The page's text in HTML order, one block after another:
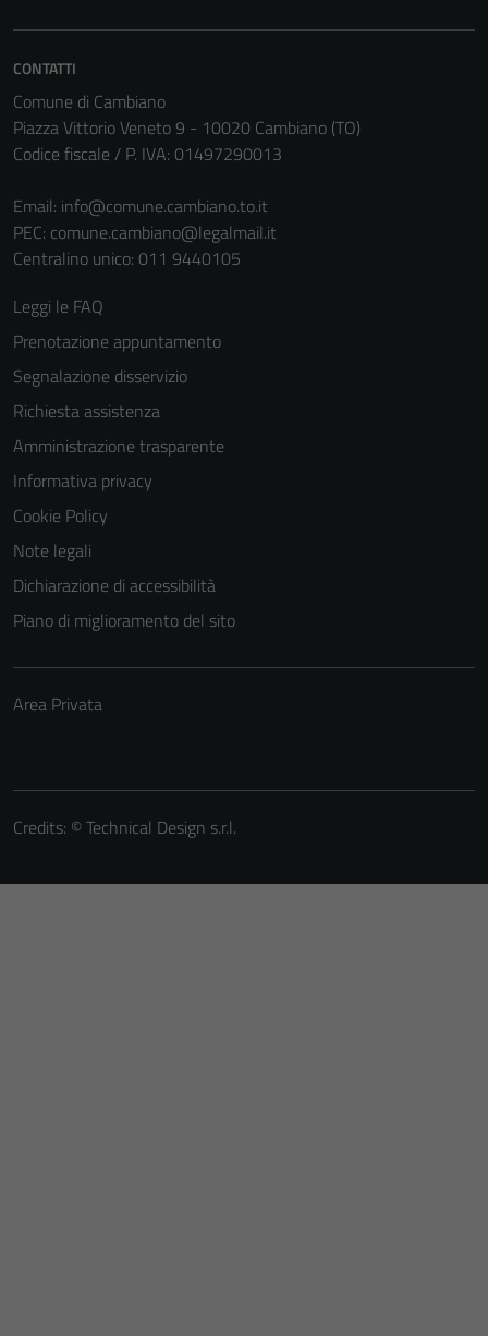
CONTATTI
Comune di Cambiano
Piazza Vittorio Veneto 9 - 10020 Cambiano (TO)
Codice fiscale / P. IVA: 01497290013
Email: info@comune.cambiano.to.it
PEC: comune.cambiano@legalmail.it
Centralino unico: 011 9440105
Leggi le FAQ
Prenotazione appuntamento
Segnalazione disservizio
Richiesta assistenza
Amministrazione trasparente
Informativa privacy
Cookie Policy
Note legali
Dichiarazione di accessibilità
Piano di miglioramento del sito
Area Privata
Credits: ©Technical Design s.r.l.